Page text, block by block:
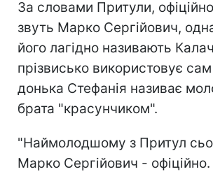
За словами Притули,
звуть Марко Сергійович,
його лагідно називають
прізвисько використовує
донька Стефанія називає
брата "красунчиком".
"Наймолодшому з Притул
Марко Сергійович -